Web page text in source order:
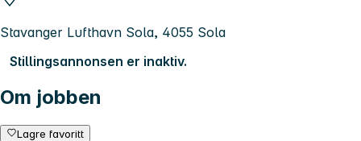
Stavanger Lufthavn Sola, 4055 Sola
Stillingsannonsen er inaktiv.
Om jobben
Lagre favoritt